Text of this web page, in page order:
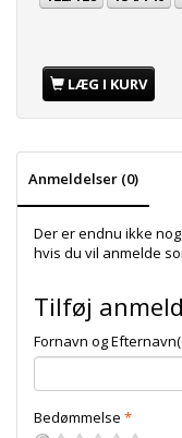
LÆG I KURV
Anmeldelser (0)
Der er endnu ikke
hvis du vil anmelde
Tilføj
Fornavn og
Bedømmelse